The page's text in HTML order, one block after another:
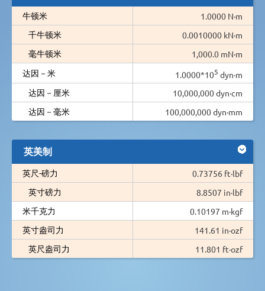
牛顿米
1.0000 N·m
千牛顿米
0.0010000 kN·m
毫牛顿米
1,000.0 mN·m
达因－米
1.0000*105 dyn·m
达因－厘米
10,000,000 dyn·cm
达因－毫米
100,000,000 dyn·mm
英美制
英尺-磅力
0.73756 ft·lbf
英寸磅力
8.8507 in·lbf
米千克力
0.10197 m·kgf
英寸盎司力
141.61 in·ozf
英尺盎司力
11.801 ft·ozf